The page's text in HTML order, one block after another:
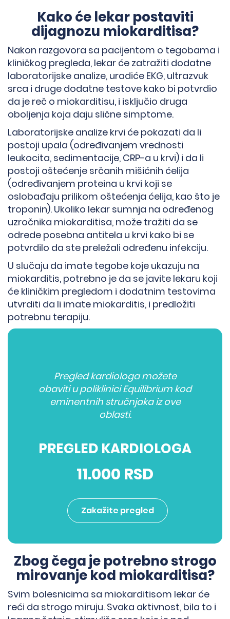
Kako će lekar postaviti
dijagnozu miokarditisa?
Nakon razgovora sa pacijentom o tegobama i
kliničkog pregleda, lekar će zatražiti dodatne
laboratorijske analize, uradiće EKG, ultrazvuk
srca i druge dodatne testove kako bi potvrdio
da je reč o miokarditisu, i isključio druga
oboljenja koja daju slične simptome.
Laboratorijske analize krvi će pokazati da li
postoji upala (određivanjem vrednosti
leukocita, sedimentacije, CRP-a u krvi) i da li
postoji oštećenje srčanih mišićnih ćelija
(određivanjem proteina u krvi koji se
oslobađaju prilikom oštećenja ćelija, kao što je
troponin). Ukoliko lekar sumnja na određenog
uzročnika miokarditisa, može tražiti da se
odrede posebna antitela u krvi kako bi se
potvrdilo da ste preležali određenu infekciju.
U slučaju da imate tegobe koje ukazuju na
miokarditis, potrebno je da se javite lekaru koji
će kliničkim pregledom i dodatnim testovima
utvrditi da li imate miokarditis, i predložiti
potrebnu terapiju.
Pregled kardiologa možete
obaviti u poliklinici Equilibrium kod
eminentnih stručnjaka iz ove
oblasti.
PREGLED KARDIOLOGA
11.000 RSD
Zakažite pregled
Zbog čega je potrebno strogo
mirovanje kod miokarditisa?
Svim bolesnicima sa miokarditisom lekar će
reći da strogo miruju. Svaka aktivnost, bila to i
→